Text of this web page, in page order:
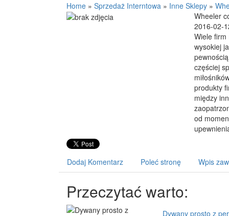
Home » Sprzedaż Interntowa » Inne Sklepy »
Wheeler
2016-02-
Wiele firm
wysokiej
częściej
produkty
między
od
Dodaj Komentarz Poleć stronę Wpis
Przeczytać warto:
Dywany prosto z